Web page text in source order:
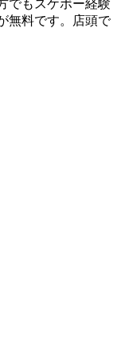
でもスケボー経験
無料です。店頭で